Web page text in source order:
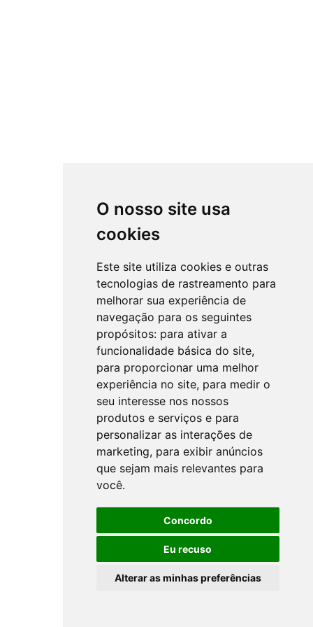
O nosso site usa
cookies
Este site utiliza cookies e outras
tecnologias de rastreamento para
melhorar sua experiência de
navegação para os seguintes
propósitos: para ativar a
funcionalidade básica do site,
para proporcionar uma melhor
experiência no site, para medir o
seu interesse nos nossos
produtos e serviços e para
personalizar as interações de
marketing, para exibir anúncios
que sejam mais relevantes para
você.
Concordo
Eu recuso
Alterar as minhas preferências